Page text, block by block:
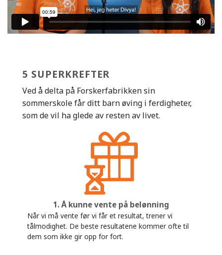
5 SUPERKREFTER
Ved å delta på Forskerfabrikken sin
sommerskole får ditt barn øving i ferdigheter,
som de vil ha glede av resten av livet.
1. Å kunne vente på belønning
Når vi må vente før vi får et resultat, trener vi
tålmodighet. De beste resultatene kommer ofte til
dem som ikke gir opp for fort.